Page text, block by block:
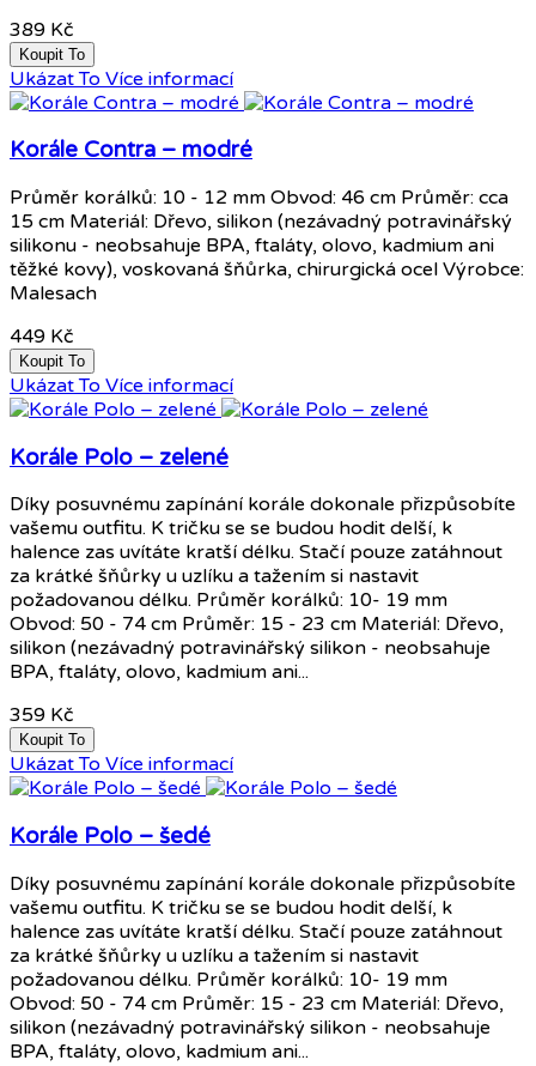
389 Kč
Koupit To
Ukázat To Více informací
Korále Contra – modré
Průměr korálků: 10 - 12 mm Obvod: 46 cm Průměr: cca
15 cm Materiál: Dřevo, silikon (nezávadný potravinářský
silikonu - neobsahuje BPA, ftaláty, olovo, kadmium ani
těžké kovy), voskovaná šňůrka, chirurgická ocel Výrobce:
Malesach
449 Kč
Koupit To
Ukázat To Více informací
Korále Polo – zelené
Díky posuvnému zapínání korále dokonale přizpůsobíte
vašemu outfitu. K tričku se se budou hodit delší, k
halence zas uvítáte kratší délku. Stačí pouze zatáhnout
za krátké šňůrky u uzlíku a tažením si nastavit
požadovanou délku. Průměr korálků: 10- 19 mm
Obvod: 50 - 74 cm Průměr: 15 - 23 cm Materiál: Dřevo,
silikon (nezávadný potravinářský silikon - neobsahuje
BPA, ftaláty, olovo, kadmium ani...
359 Kč
Koupit To
Ukázat To Více informací
Korále Polo – šedé
Díky posuvnému zapínání korále dokonale přizpůsobíte
vašemu outfitu. K tričku se se budou hodit delší, k
halence zas uvítáte kratší délku. Stačí pouze zatáhnout
za krátké šňůrky u uzlíku a tažením si nastavit
požadovanou délku. Průměr korálků: 10- 19 mm
Obvod: 50 - 74 cm Průměr: 15 - 23 cm Materiál: Dřevo,
silikon (nezávadný potravinářský silikon - neobsahuje
BPA, ftaláty, olovo, kadmium ani...